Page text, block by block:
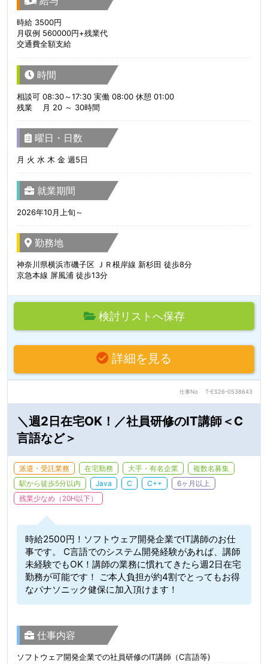
時給 3500円
月収例 560000円+残業代
交通費全額支給
時間
相談可 08:30～17:30 実働 08:00 休憩 01:00
残業 月 20 ～ 30時間
曜日・日数
月 火 水 木 金 週5日
就業期間
2026年10月上旬～
勤務地
神奈川県横浜市磯子区 ＪＲ根岸線 新杉田 徒歩8分
京急本線 屏風浦 徒歩13分
検討リストへ保存
詳細を見る
仕事No T-ES26-0538643
＼週2日在宅OK！／社員研修のIT講師＜C
言語など＞
派遣・受託業務 在宅勤務 大手・有名企業
複数名募集
駅から徒歩5分以内
Java C C++
6ヶ月以上
残業少なめ（20H以下）
時給2500円！ソフトウェア開発企業でIT講師のお仕
事です。 C言語でのシステム開発経験があれば、講師
未経験でもOK！講師の業務に慣れてきたら週2日在宅
勤務が可能です！ ご本人負担が約4割でとってもお得
なパナソニック健保に加入頂けます！
仕事内容
ソフトウェア開発企業での社員研修のIT講師（C言語等)